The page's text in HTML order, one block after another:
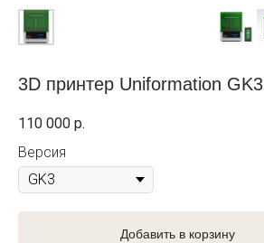
3D принтер Uniformation GK3
110 000 р.
Версия
Добавить в корзину